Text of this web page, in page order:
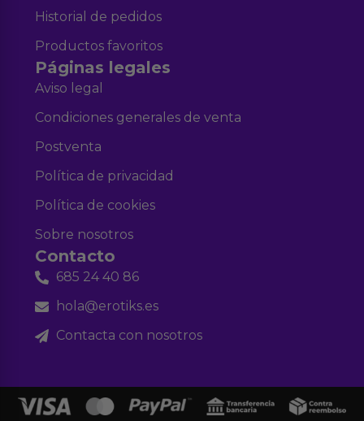
Historial de pedidos
Productos favoritos
Páginas legales
Aviso legal
Condiciones generales de venta
Postventa
Política de privacidad
Política de cookies
Sobre nosotros
Contacto
685 24 40 86
hola@erotiks.es
Contacta con nosotros